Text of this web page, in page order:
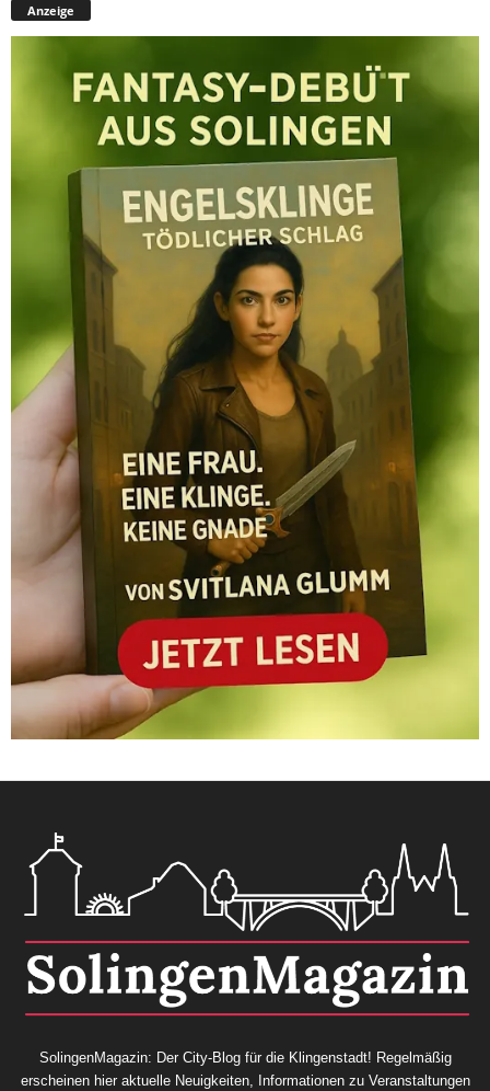
Anzeige
SolingenMagazin: Der City-Blog für die Klingenstadt! Regelmäßig
erscheinen hier aktuelle Neuigkeiten, Informationen zu Veranstaltungen